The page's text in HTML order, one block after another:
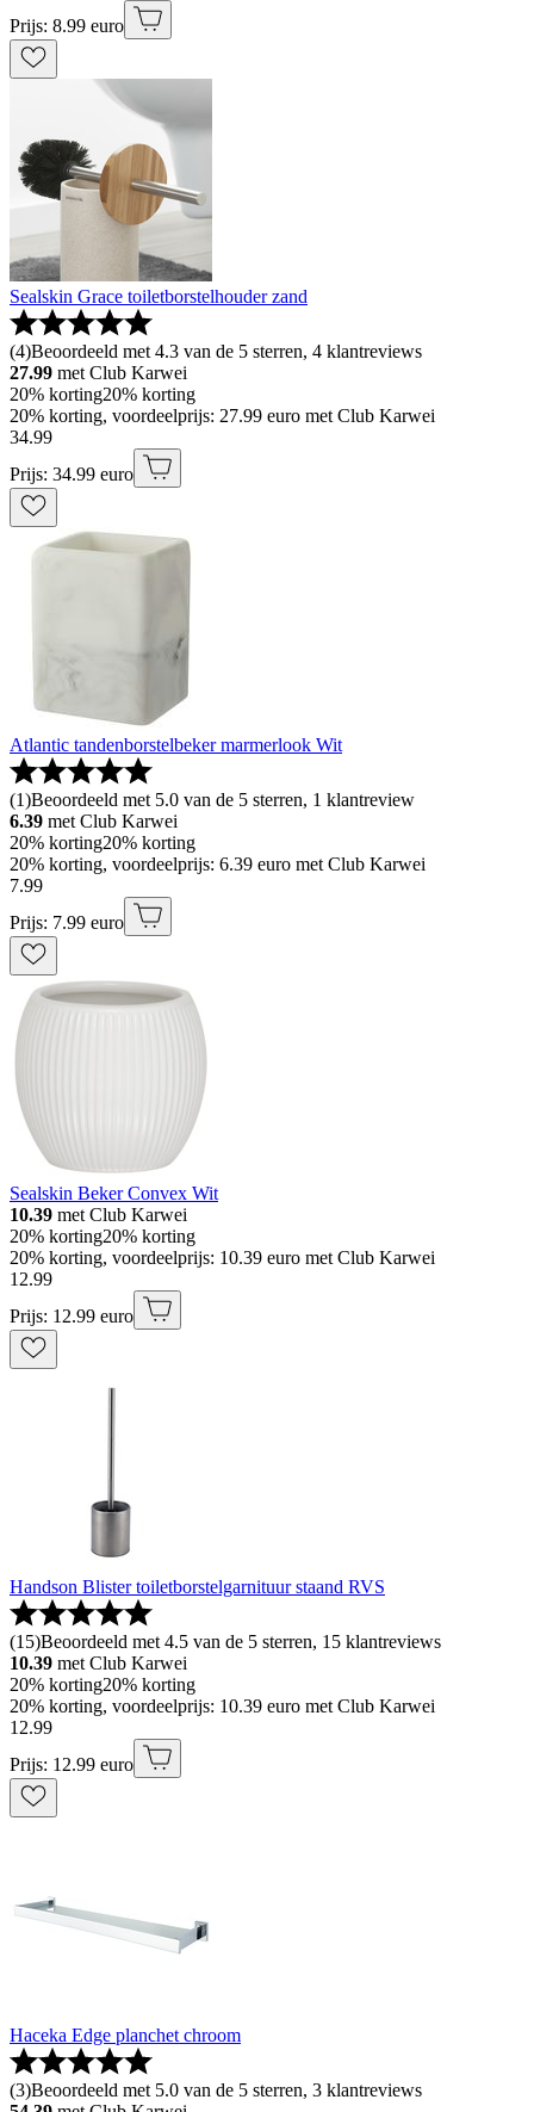
Prijs: 8.99 euro
Sealskin Grace toiletborstelhouder zand
(4)Beoordeeld met 4.3 van de 5 sterren, 4 klantreviews
27.99 met Club Karwei
20% korting20% korting
20% korting, voordeelprijs: 27.99 euro met Club Karwei
34.99
Prijs: 34.99 euro
Atlantic tandenborstelbeker marmerlook Wit
(1)Beoordeeld met 5.0 van de 5 sterren, 1 klantreview
6.39 met Club Karwei
20% korting20% korting
20% korting, voordeelprijs: 6.39 euro met Club Karwei
7.99
Prijs: 7.99 euro
Sealskin Beker Convex Wit
10.39 met Club Karwei
20% korting20% korting
20% korting, voordeelprijs: 10.39 euro met Club Karwei
12.99
Prijs: 12.99 euro
Handson Blister toiletborstelgarnituur staand RVS
(15)Beoordeeld met 4.5 van de 5 sterren, 15 klantreviews
10.39 met Club Karwei
20% korting20% korting
20% korting, voordeelprijs: 10.39 euro met Club Karwei
12.99
Prijs: 12.99 euro
Haceka Edge planchet chroom
(3)Beoordeeld met 5.0 van de 5 sterren, 3 klantreviews